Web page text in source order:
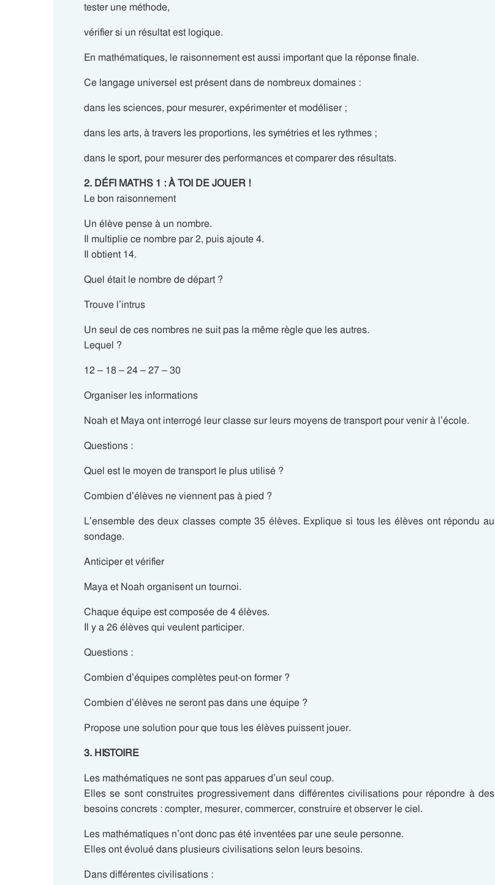
tester une méthode,
vérifier si un résultat est logique.
En mathématiques, le raisonnement est aussi important que la réponse finale.
Ce langage universel est présent dans de nombreux domaines :
dans les sciences, pour mesurer, expérimenter et modéliser ;
dans les arts, à travers les proportions, les symétries et les rythmes ;
dans le sport, pour mesurer des performances et comparer des résultats.
2. DÉFI MATHS 1 : À TOI DE JOUER !
Le bon raisonnement
Un élève pense à un nombre.
Il multiplie ce nombre par 2, puis ajoute 4.
Il obtient 14.
Quel était le nombre de départ ?
Trouve l’intrus
Un seul de ces nombres ne suit pas la même règle que les autres.
Lequel ?
12 – 18 – 24 – 27 – 30
Organiser les informations
Noah et Maya ont interrogé leur classe sur leurs moyens de transport pour venir à l’école.
Questions :
Quel est le moyen de transport le plus utilisé ?
Combien d’élèves ne viennent pas à pied ?
L’ensemble des deux classes compte 35 élèves. Explique si tous les élèves ont répondu au
sondage.
Anticiper et vérifier
Maya et Noah organisent un tournoi.
Chaque équipe est composée de 4 élèves.
Il y a 26 élèves qui veulent participer.
Questions :
Combien d’équipes complètes peut-on former ?
Combien d’élèves ne seront pas dans une équipe ?
Propose une solution pour que tous les élèves puissent jouer.
3. HISTOIRE
Les mathématiques ne sont pas apparues d’un seul coup.
Elles se sont construites progressivement dans différentes civilisations pour répondre à des
besoins concrets : compter, mesurer, commercer, construire et observer le ciel.
Les mathématiques n’ont donc pas été inventées par une seule personne.
Elles ont évolué dans plusieurs civilisations selon leurs besoins.
Dans différentes civilisations :